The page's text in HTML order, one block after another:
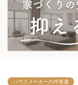
ハウスメーカーの坪単価